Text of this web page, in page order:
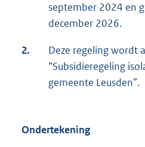
september 2024 en
december 2026.
2.
Deze regeling wordt
“Subsidieregeling
gemeente Leusden”.
Ondertekening